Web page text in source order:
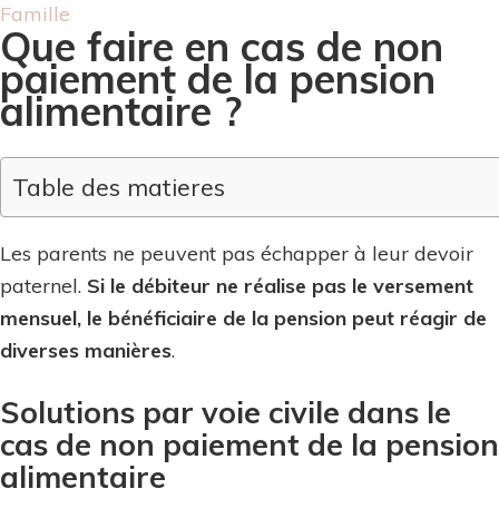
Famille
Que faire en cas de non
paiement de la pension
alimentaire ?
Table des matieres
Les parents ne peuvent pas échapper à leur devoir
paternel. Si le débiteur ne réalise pas le versement
mensuel, le bénéficiaire de la pension peut réagir de
diverses manières.
Solutions par voie civile dans le
cas de non paiement de la pension
alimentaire